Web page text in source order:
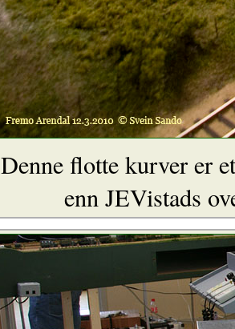
Denne flotte kurver er
enn JEVistads